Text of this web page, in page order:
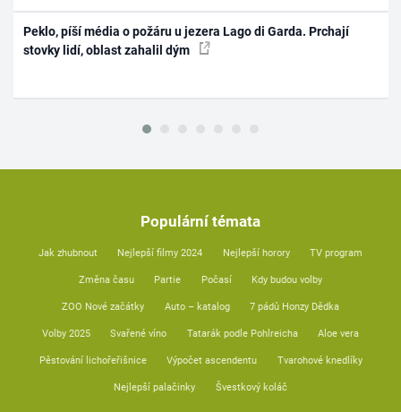
Peklo, píší média o požáru u jezera Lago di Garda. Prchají
stovky lidí, oblast zahalil dým
Populární témata
Jak zhubnout Nejlepší filmy 2024 Nejlepší horory TV program
Změna času Partie Počasí Kdy budou volby
ZOO Nové začátky Auto – katalog 7 pádů Honzy Dědka
Volby 2025 Svařené víno Tatarák podle Pohlreicha Aloe vera
Pěstování lichořeřišnice Výpočet ascendentu Tvarohové knedlíky
Nejlepší palačinky Švestkový koláč